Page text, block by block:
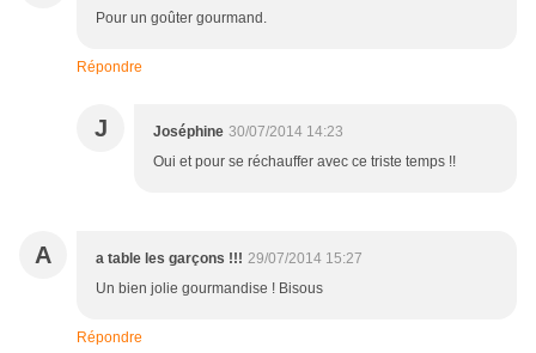
Pour un goûter gourmand.
Répondre
J Joséphine 30/07/2014 14:23
Oui et pour se réchauffer avec ce triste temps !!
A a table les garçons !!! 29/07/2014 15:27
Un bien jolie gourmandise ! Bisous
Répondre